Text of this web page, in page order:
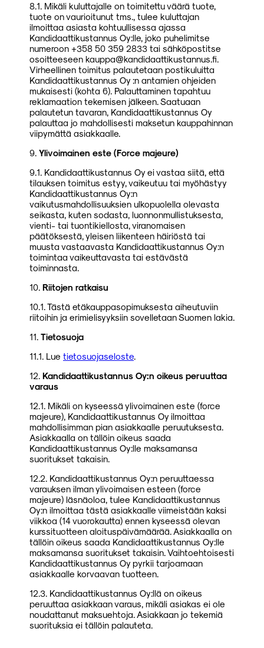
8.1. Mikäli kuluttajalle on toimitettu väärä tuote,
tuote on vaurioitunut tms., tulee kuluttajan
ilmoittaa asiasta kohtuullisessa ajassa
Kandidaattikustannus Oy:lle, joko puhelimitse
numeroon +358 50 359 2833 tai sähköpostitse
osoitteeseen kauppa@kandidaattikustannus.fi.
Virheellinen toimitus palautetaan postikuluitta
Kandidaattikustannus Oy :n antamien ohjeiden
mukaisesti (kohta 6). Palauttaminen tapahtuu
reklamaation tekemisen jälkeen. Saatuaan
palautetun tavaran, Kandidaattikustannus Oy
palauttaa jo mahdollisesti maksetun kauppahinnan
viipymättä asiakkaalle.
9. Ylivoimainen este (Force majeure)
9.1. Kandidaattikustannus Oy ei vastaa siitä, että
tilauksen toimitus estyy, vaikeutuu tai myöhästyy
Kandidaattikustannus Oy:n
vaikutusmahdollisuuksien ulkopuolella olevasta
seikasta, kuten sodasta, luonnonmullistuksesta,
vienti- tai tuontikiellosta, viranomaisen
päätöksestä, yleisen liikenteen häiriöstä tai
muusta vastaavasta Kandidaattikustannus Oy:n
toimintaa vaikeuttavasta tai estävästä
toiminnasta.
10. Riitojen ratkaisu
10.1. Tästä etäkauppasopimuksesta aiheutuviin
riitoihin ja erimielisyyksiin sovelletaan Suomen lakia.
11. Tietosuoja
11.1. Lue tietosuojaseloste.
12. Kandidaattikustannus Oy:n oikeus peruuttaa
varaus
12.1. Mikäli on kyseessä ylivoimainen este (force
majeure), Kandidaattikustannus Oy ilmoittaa
mahdollisimman pian asiakkaalle peruutuksesta.
Asiakkaalla on tällöin oikeus saada
Kandidaattikustannus Oy:lle maksamansa
suoritukset takaisin.
12.2. Kandidaattikustannus Oy:n peruuttaessa
varauksen ilman ylivoimaisen esteen (force
majeure) läsnäoloa, tulee Kandidaattikustannus
Oy:n ilmoittaa tästä asiakkaalle viimeistään kaksi
viikkoa (14 vuorokautta) ennen kyseessä olevan
kurssituotteen aloituspäivämäärää. Asiakkaalla on
tällöin oikeus saada Kandidaattikustannus Oy:lle
maksamansa suoritukset takaisin. Vaihtoehtoisesti
Kandidaattikustannus Oy pyrkii tarjoamaan
asiakkaalle korvaavan tuotteen.
12.3. Kandidaattikustannus Oy:llä on oikeus
peruuttaa asiakkaan varaus, mikäli asiakas ei ole
noudattanut maksuehtoja. Asiakkaan jo tekemiä
suorituksia ei tällöin palauteta.